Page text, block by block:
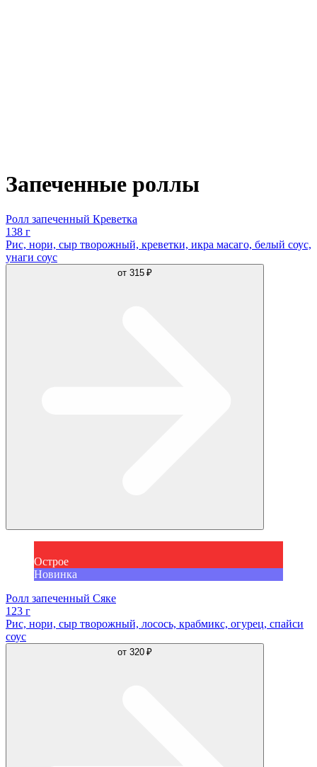
Запеченные роллы
Ролл запеченный Креветка
138 г
Рис, нори, сыр творожный, креветки, икра масаго, белый соус,
унаги соус
от 315 ₽
Острое
Новинка
Ролл запеченный Сяке
123 г
Рис, нори, сыр творожный, лосось, крабмикс, огурец, спайси
соус
от 320 ₽